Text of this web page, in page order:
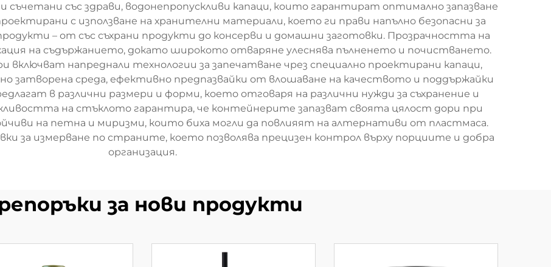
съчетани със здрави, водонепропускливи капаци, които гарантират оптимално запазване
с използване на хранителни материали, което ги прави напълно безопасни за
– от със съхрани продукти до консерви и домашни заготовки. Прозрачността на
на съдържанието, докато широкото отваряне улеснява пълненето и почистването.
напреднали технологии за запечатване чрез специално проектирани капаци,
затворена среда, ефективно предпазвайки от влошаване на качеството и поддържайки
в различни размери и форми, което отговаря на различни нужди за съхранение и
на стъклото гарантира, че контейнерите запазват своята цялост дори при
на петна и миризми, които биха могли да повлияят на алтернативи от пластмаса.
за измерване по страните, което позволява прецизен контрол върху порциите и добра
организация.
за нови продукти